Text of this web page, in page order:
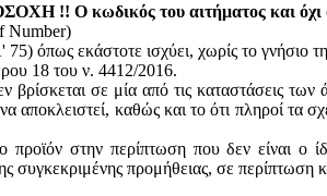
!! Ο κωδικός του αιτήματος και όχι
Number)
όπως εκάστοτε ισχύει, χωρίς το γνήσιο
18 του ν. 4412/2016.
βρίσκεται σε μία από τις καταστάσεις
αποκλειστεί, καθώς και το ότι πληροί
στην περίπτωση που δεν είναι ο
συγκεκριμένης προμήθειας, σε περίπτωση